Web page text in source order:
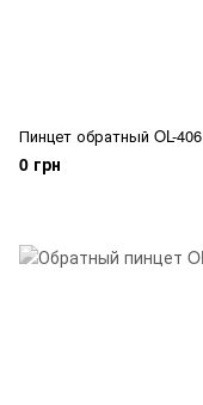
Пинцет обратный OL-406
0 грн